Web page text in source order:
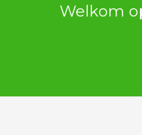
Welkom